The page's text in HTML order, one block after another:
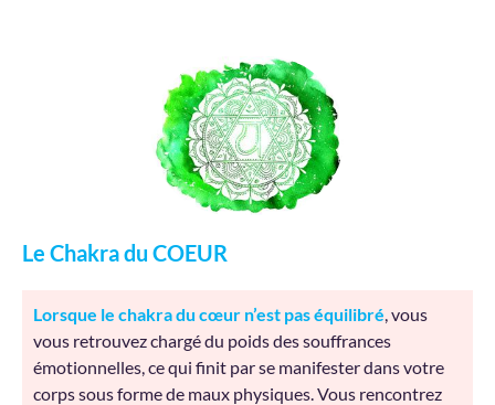
Le Chakra du COEUR
Lorsque le chakra du cœur n’est pas équilibré , vous
vous retrouvez chargé du poids des souffrances
émotionnelles, ce qui finit par se manifester dans votre
corps sous forme de maux physiques. Vous rencontrez